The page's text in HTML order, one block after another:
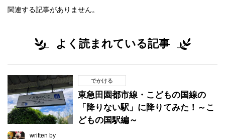
関連する記事がありません。
よく読まれている記事
でかける
東急田園都市線・こどもの国線の
「降りない駅」に降りてみた！～こ
どもの国駅編～
written by